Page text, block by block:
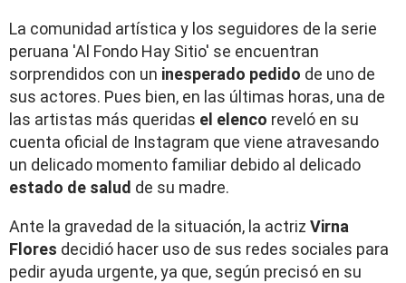
La comunidad artística y los seguidores de la serie
peruana 'Al Fondo Hay Sitio' se encuentran
sorprendidos con un inesperado pedido de uno de
sus actores. Pues bien, en las últimas horas, una de
las artistas más queridas el elenco reveló en su
cuenta oficial de Instagram que viene atravesando
un delicado momento familiar debido al delicado
estado de salud de su madre.
Ante la gravedad de la situación, la actriz Virna
Flores decidió hacer uso de sus redes sociales para
pedir ayuda urgente, ya que, según precisó en su